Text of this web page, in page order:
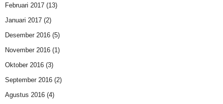
Februari 2017 (13)
Januari 2017 (2)
Desember 2016 (5)
November 2016 (1)
Oktober 2016 (3)
September 2016 (2)
Agustus 2016 (4)